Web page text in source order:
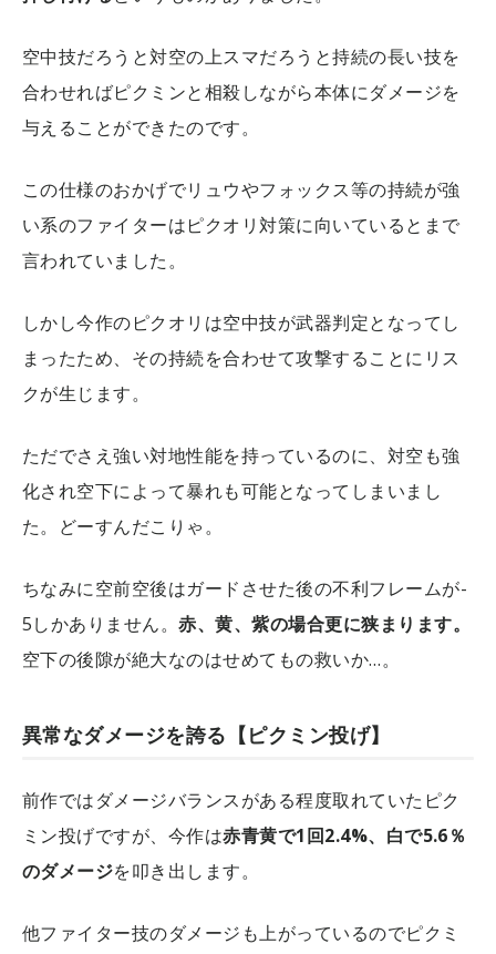
空中技だろうと対空の上スマだろうと持続の長い技を
合わせればピクミンと相殺しながら本体にダメージを
与えることができたのです。
この仕様のおかげでリュウやフォックス等の持続が強
い系のファイターはピクオリ対策に向いているとまで
言われていました。
しかし今作のピクオリは空中技が武器判定となってし
まったため、その持続を合わせて攻撃することにリス
クが生じます。
ただでさえ強い対地性能を持っているのに、対空も強
化され空下によって暴れも可能となってしまいまし
た。どーすんだこりゃ。
ちなみに空前空後はガードさせた後の不利フレームが-
5しかありません。赤、黄、紫の場合更に狭まります。
空下の後隙が絶大なのはせめてもの救いか…。
異常なダメージを誇る【ピクミン投げ】
前作ではダメージバランスがある程度取れていたピク
ミン投げですが、今作は赤青黄で1回2.4%、白で5.6％
のダメージを叩き出します。
他ファイター技のダメージも上がっているのでピクミ